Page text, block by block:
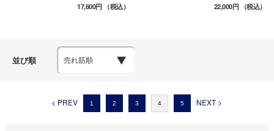
17,600円（税込） 22,000円（税込）
並び順
< PREV 1 2 3 4 5 NEXT >